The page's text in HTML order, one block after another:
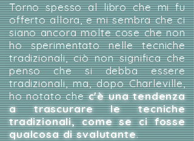
Torno spesso al libro che mi fu
offerto allora, e mi sembra che ci
siano ancora molte cose che non
ho sperimentato nelle tecniche
tradizionali, ciò non significa che
penso che si debba essere
tradizionali, ma, dopo Charleville,
ho notato chec'è una tendenza
a trascurare le tecniche
tradizionali, come se ci fosse
qualcosa di svalutante.